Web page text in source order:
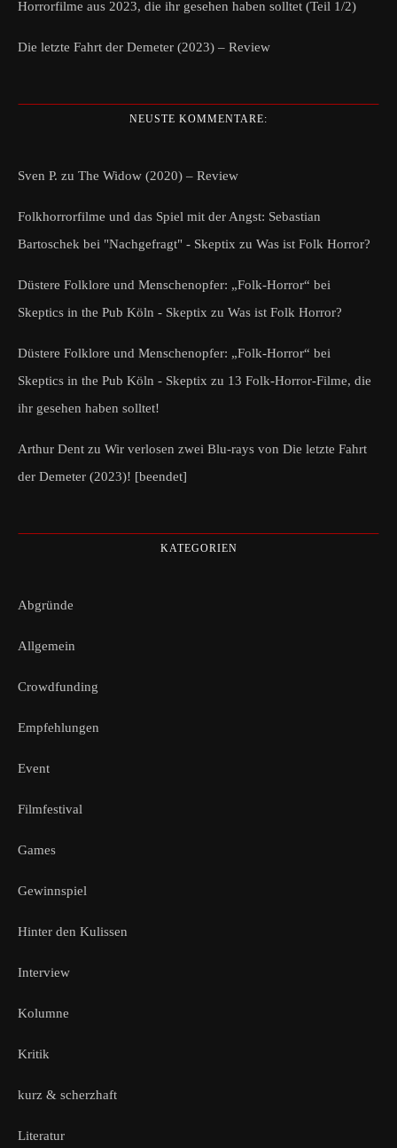
Horrorfilme aus 2023, die ihr gesehen haben solltet (Teil 1/2)
Die letzte Fahrt der Demeter (2023) – Review
NEUSTE KOMMENTARE:
Sven P. zu The Widow (2020) – Review
Folkhorrorfilme und das Spiel mit der Angst: Sebastian
Bartoschek bei "Nachgefragt" - Skeptix zu Was ist Folk Horror?
Düstere Folklore und Menschenopfer: „Folk-Horror“ bei
Skeptics in the Pub Köln - Skeptix zu Was ist Folk Horror?
Düstere Folklore und Menschenopfer: „Folk-Horror“ bei
Skeptics in the Pub Köln - Skeptix zu 13 Folk-Horror-Filme, die
ihr gesehen haben solltet!
Arthur Dent zu Wir verlosen zwei Blu-rays von Die letzte Fahrt
der Demeter (2023)! [beendet]
KATEGORIEN
Abgründe
Allgemein
Crowdfunding
Empfehlungen
Event
Filmfestival
Games
Gewinnspiel
Hinter den Kulissen
Interview
Kolumne
Kritik
kurz & scherzhaft
Literatur